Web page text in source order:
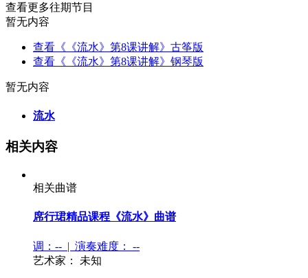
查看更多往期节目
暂无内容
查看《《流水》第8课讲解》古筝版
查看《《流水》第8课讲解》钢琴版
暂无内容
流水
相关内容
相关曲谱
席行珺精品课程《流水》曲谱
调：-- | 演奏难度：
--
艺术家：
未知